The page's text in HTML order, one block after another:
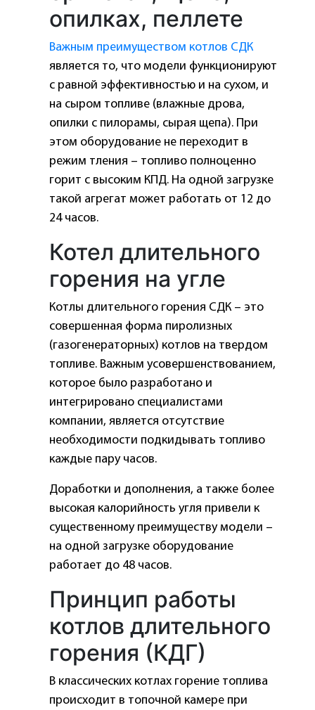
опилках, пеллете
Важным преимуществом котлов СДК
является то, что модели функционируют
с равной эффективностью и на сухом, и
на сыром топливе (влажные дрова,
опилки с пилорамы, сырая щепа). При
этом оборудование не переходит в
режим тления – топливо полноценно
горит с высоким КПД. На одной загрузке
такой агрегат может работать от 12 до
24 часов.
Котел длительного
горения на угле
Котлы длительного горения СДК – это
совершенная форма пиролизных
(газогенераторных) котлов на твердом
топливе. Важным усовершенствованием,
которое было разработано и
интегрировано специалистами
компании, является отсутствие
необходимости подкидывать топливо
каждые пару часов.
Доработки и дополнения, а также более
высокая калорийность угля привели к
существенному преимуществу модели –
на одной загрузке оборудование
работает до 48 часов.
Принцип работы
котлов длительного
горения (КДГ)
В классических котлах горение топлива
происходит в топочной камере при